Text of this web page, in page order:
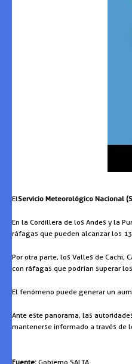
ElServicio Meteorológico Nacional
En la Cordillera de los Andes y la
ráfagas que pueden alcanzar los
Por otra parte, los Valles de Cachi,
con ráfagas que podrían superar
El fenómeno puede generar un
Ante este panorama, las
mantenerse informado a través de
Fuente: Gobierno SALTA